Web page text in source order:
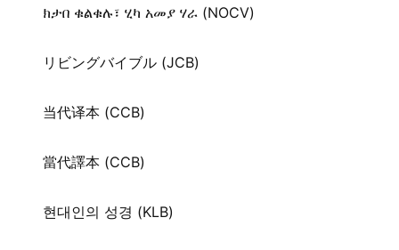
ክታበ ቁልቁሉ፣ ሂካ አመያ ሃራ (NOCV)
リビングバイブル (JCB)
当代译本 (CCB)
當代譯本 (CCB)
현대인의 성경 (KLB)